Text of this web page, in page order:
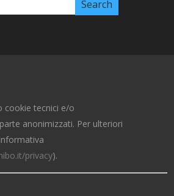
cookie tecnici e/o
anonimizzati. Per ulteriori
privacy).